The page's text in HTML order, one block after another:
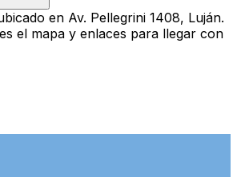
en Av. Pellegrini 1408, Luján.
el mapa y enlaces para llegar con